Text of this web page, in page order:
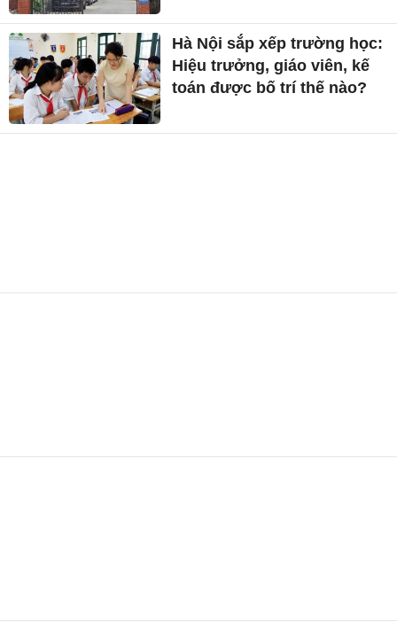
Hà Nội sắp xếp trường học:
Hiệu trưởng, giáo viên, kế
toán được bố trí thế nào?